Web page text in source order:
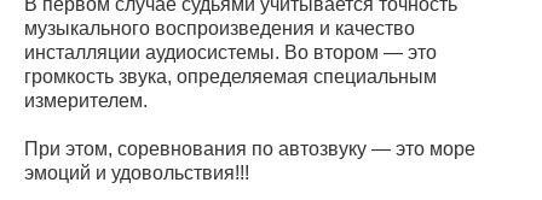
В первом случае судьями учитывается точность
музыкального воспроизведения и качество
инсталляции аудиосистемы. Во втором — это
громкость звука, определяемая специальным
измерителем.
При этом, соревнования по автозвуку — это море
эмоций и удовольствия!!!